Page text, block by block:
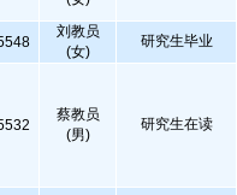
刘教员
(女)
研究生毕业
蔡教员
(男)
研究生在读